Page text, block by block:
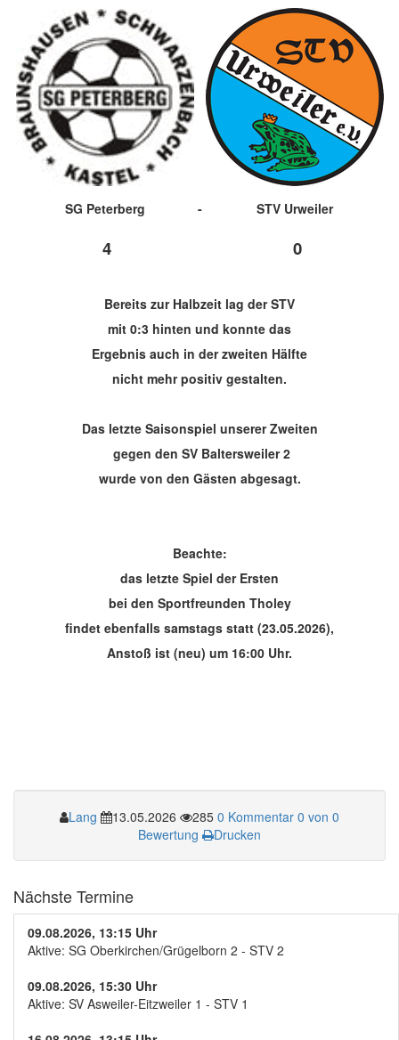
SG Peterberg - STV Urweiler
4 0
Bereits zur Halbzeit lag der STV
mit 0:3 hinten und konnte das
Ergebnis auch in der zweiten Hälfte
nicht mehr positiv gestalten.
Das letzte Saisonspiel unserer Zweiten
gegen den SV Baltersweiler 2
wurde von den Gästen abgesagt.
Beachte:
das letzte Spiel der Ersten
bei den Sportfreunden Tholey
findet ebenfalls samstags statt (23.05.2026),
Anstoß ist (neu) um 16:00 Uhr.
Lang 13.05.2026 285 0 Kommentar 0 von 0
Bewertung
Drucken
Nächste Termine
09.08.2026, 13:15 Uhr
Aktive: SG Oberkirchen/Grügelborn 2 - STV 2
09.08.2026, 15:30 Uhr
Aktive: SV Asweiler-Eitzweiler 1 - STV 1